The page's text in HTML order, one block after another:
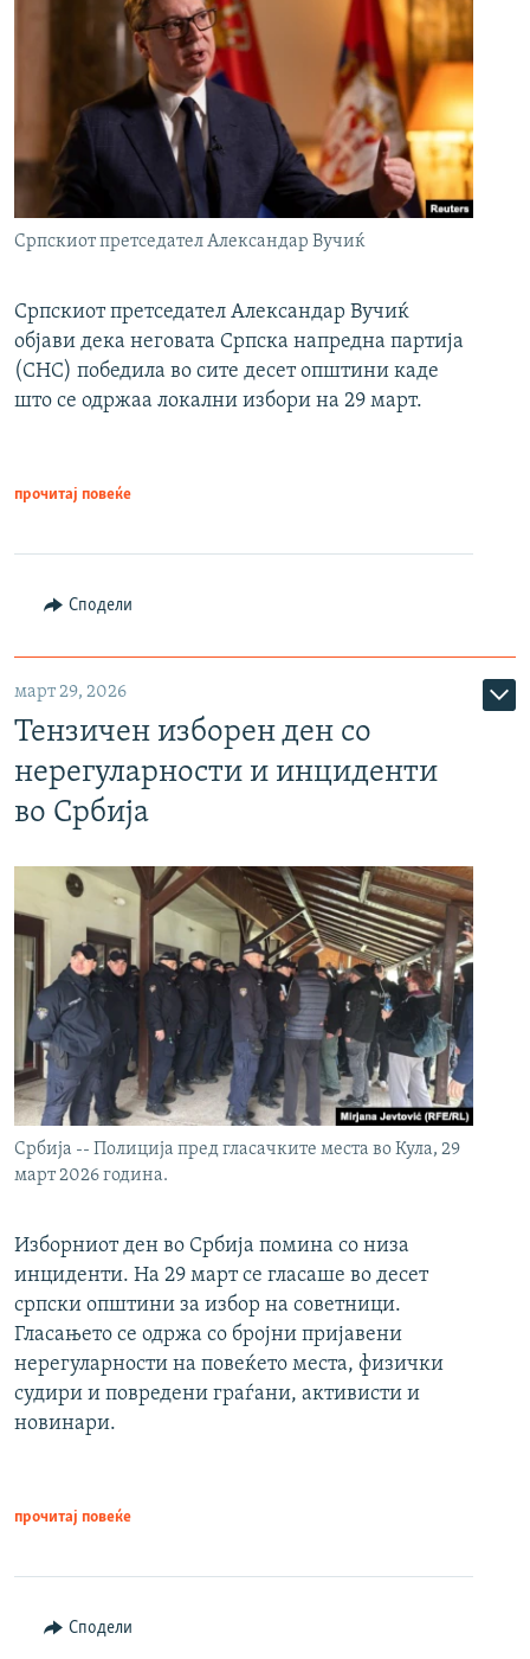
Српскиот претседател Александар Вучиќ
Српскиот претседател Александар Вучиќ
објави дека неговата Српска напредна партија
(СНС) победила во сите десет општини каде
што се одржаа локални избори на 29 март.
прочитај повеќе
Сподели
март 29, 2026
Тензичен изборен ден со
нерегуларности и инциденти
во Србија
Србија -- Полиција пред гласачките места во Кула, 29
март 2026 година.
Изборниот ден во Србија помина со низа
инциденти. На 29 март се гласаше во десет
српски општини за избор на советници.
Гласањето се одржа со бројни пријавени
нерегуларности на повеќето места, физички
судири и повредени граѓани, активисти и
новинари.
прочитај повеќе
Сподели